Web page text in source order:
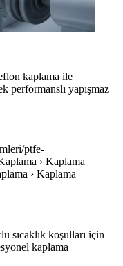
kaplama ile
performanslı yapışmaz
ptfe-
› Kaplama
› Kaplama
sıcaklık koşulları için
kaplama